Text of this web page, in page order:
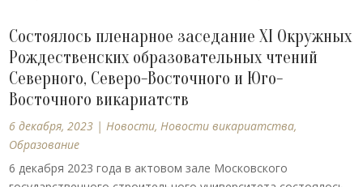
Состоялось пленарное заседание XI Окружных
Рождественских образовательных чтений
Северного, Северо-Восточного и Юго-
Восточного викариатств
6 декабря, 2023 |Новости,Новости викариатства,
Образование
6 декабря 2023 года в актовом зале Московского